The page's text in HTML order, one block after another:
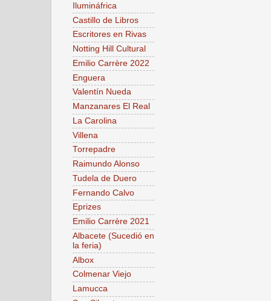
Ilumináfrica
Castillo de Libros
Escritores en Rivas
Notting Hill Cultural
Emilio Carrère 2022
Enguera
Valentín Nueda
Manzanares El Real
La Carolina
Villena
Torrepadre
Raimundo Alonso
Tudela de Duero
Fernando Calvo
Eprizes
Emilio Carrère 2021
Albacete (Sucedió en
la feria)
Albox
Colmenar Viejo
Lamucca